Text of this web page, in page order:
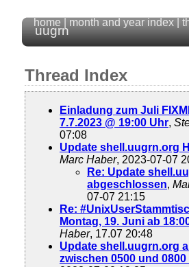
uugrn
home month and year index
Thread Index
Einladung zum Juli
7.7.2023 @ 19:00 Uhr,
07:08
Update shell.uugrn.org
Marc Haber, 2023-07-07
Re: Update
abgeschlossen,
07-07 21:15
Re:
Montag, 19. Juni ab
Haber, 17.07 20:48
Update shell.uugrn.org
zwischen 0500 und 0800